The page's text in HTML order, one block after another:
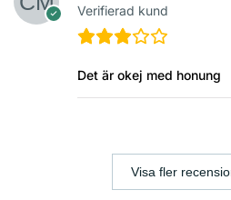
Verifierad kund
Det är okej med honung
Visa fler